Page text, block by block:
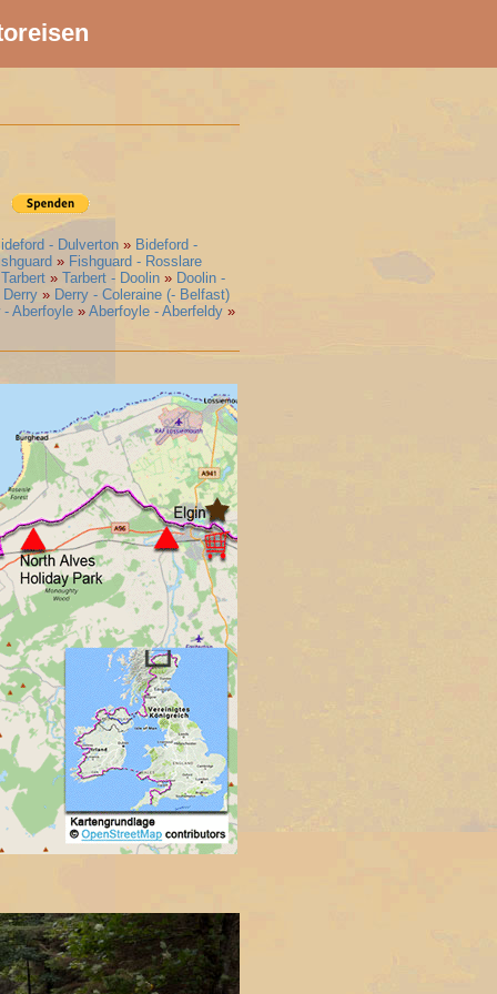
- Dulverton » Bideford -
» Fishguard - Rosslare
»Tarbert - Doolin » Doolin -
» Derry - Coleraine (- Belfast)
- Aberfoyle »Aberfoyle - Aberfeldy »